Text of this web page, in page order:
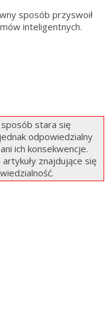
sposób przyswoił
inteligentnych.
stara się
odpowiedzialny
ich konsekwencje.
znajdujące się